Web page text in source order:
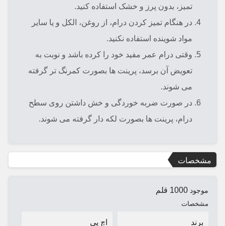
تمیز، بدون پرز و خشک استفاده کنید.
در هنگام تمیز کردن درام، از روغن، الکل و یا سایر
مواد شوینده استفاده نکنید.
وقتی درام عمر مفید خود را کرده باشد و نوبت به
تعویض آن برسد، پرینت ها بصورت کمرنگ تر گرفته
می شوند.
در صورت ضربه خوردگی و خش داشتن روی سطح
درام، پرینت ها بصورت لکه دار گرفته می شوند.
مشخصات
موجود 1000 قلم
مشخصات
برند اچ پی